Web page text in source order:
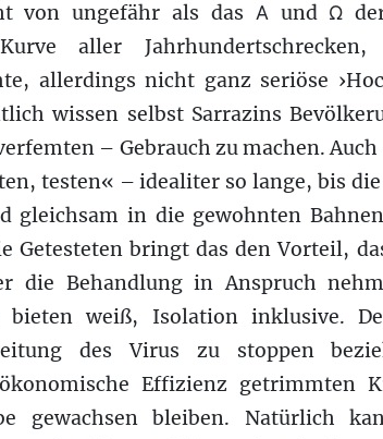
von ungefähr als das Α und Ω
aller Jahrhundertschrecken,
allerdings nicht ganz seriöse
wissen selbst Sarrazins
– Gebrauch zu machen. Auch
testen« – idealiter so lange, bis
gleichsam in die gewohnten
Getesteten bringt das den Vorteil,
die Behandlung in Anspruch
bieten weiß, Isolation inklusive.
des Virus zu stoppen
Effizienz getrimmten
gewachsen bleiben. Natürlich